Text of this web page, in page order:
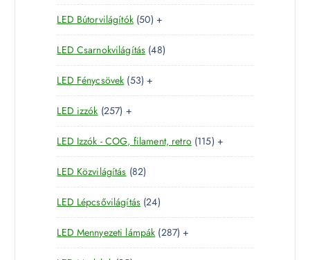
k
r
m
é
k
t
r
é
5
t
e
r
m
k
LED Bútorvilágítók 505
0
t
e
r
m
k
+
LED Csarnokvilágítás 484
8
e
m
é
k
LED Fénycsövek 535
3
e
r
m
é
k
+
LED izzók 2572
5
7
t
e
r
m
é
k
+
LED Izzók - COG, filament, retro 1151
1
t
r
é
+
LED Közvilágítás 828
2
t
e
r
m
LED Lépcsővilágítás 242
4
t
e
LED Mennyezeti lámpák 2872
8
+